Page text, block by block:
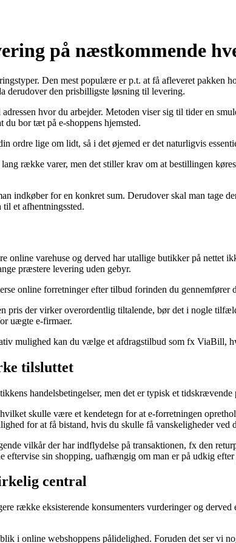
på næstkommende
Den mest populære er p.t. at få afleveret pakken
derudover den prisbilligste løsning til levering.
hvor du arbejder. Metoden viser sig til tider en
du bor tæt på e-shoppens hjemsted.
ordre lige om lidt, så i det øjemed er det naturligvis
række varer, men det stiller krav om at bestillingen
indkøber for en konkret sum. Derudover skal man tage
et afhentningssted.
varehuse og derved har utallige butikker på nettet
præstere levering uden gebyr.
online forretninger efter tilbud forinden du gennemfører
pris der virker overordentlig tiltalende, bør det i nogle
uægte e-firmaer.
mulighed kan du vælge et afdragstilbud som fx ViaBill,
tilsluttet
handelsbetingelser, men det er typisk et tidskrævende
skulle være et kendetegn for at e-forretningen
for at få bistand, hvis du skulle få vanskeligheder ved
vilkår der har indflydelse på transaktionen, fx den
eftervise sin shopping, uafhængig om man er på udkig
central
række eksisterende konsumenters vurderinger og
i online webshoppens pålidelighed. Foruden det ser vi